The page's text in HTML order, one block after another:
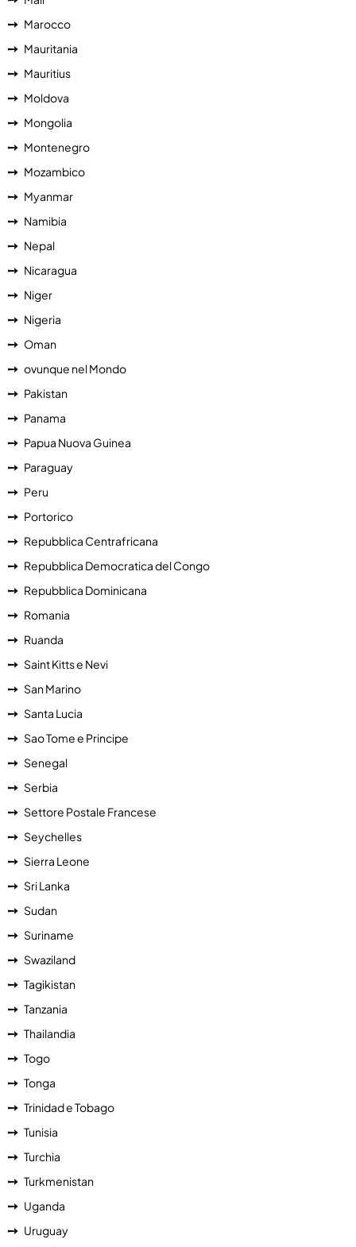
Marocco
Mauritania
Mauritius
Moldova
Mongolia
Montenegro
Mozambico
Myanmar
Namibia
Nepal
Nicaragua
Niger
Nigeria
Oman
ovunque nel Mondo
Pakistan
Panama
Papua Nuova Guinea
Paraguay
Peru
Portorico
Repubblica Centrafricana
Repubblica Democratica del Congo
Repubblica Dominicana
Romania
Ruanda
Saint Kitts e Nevi
San Marino
Santa Lucia
Sao Tome e Principe
Senegal
Serbia
Settore Postale Francese
Seychelles
Sierra Leone
Sri Lanka
Sudan
Suriname
Swaziland
Tagikistan
Tanzania
Thailandia
Togo
Tonga
Trinidad e Tobago
Tunisia
Turchia
Turkmenistan
Uganda
Uruguay